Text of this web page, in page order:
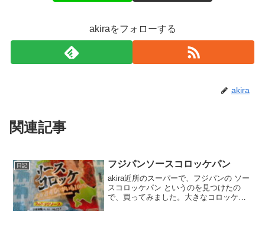
akiraをフォローする
akira
関連記事
日記 フジパンソースコロッケパン
akira近所のスーパーで、フジパンの ソー
スコロッケパン というのを見つけたの
で、買ってみました。大きなコロッケが